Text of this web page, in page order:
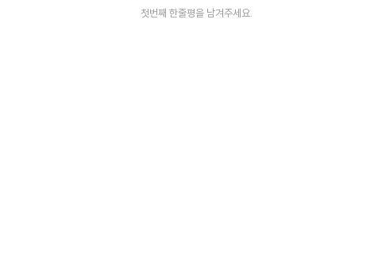
첫번째 한줄평을 남겨주세요.